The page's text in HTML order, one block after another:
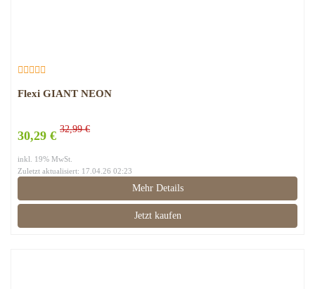
Flexi GIANT NEON
30,29 € 32,99 €
inkl. 19% MwSt.
Zuletzt aktualisiert: 17.04.26 02:23
Mehr Details
Jetzt kaufen